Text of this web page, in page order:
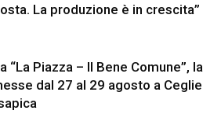
La produzione è in crescita”
“La Piazza – Il Bene Comune”, la
dal 27 al 29 agosto a Ceglie